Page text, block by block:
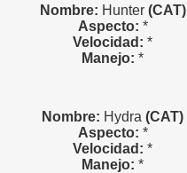
Nombre: Hunter (CAT)
Aspecto: *
Velocidad: *
Manejo: *
Nombre: Hydra (CAT)
Aspecto: *
Velocidad: *
Manejo: *